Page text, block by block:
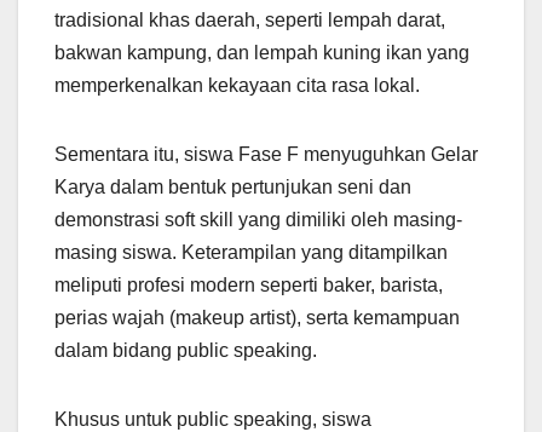
tradisional khas daerah, seperti lempah darat,
bakwan kampung, dan lempah kuning ikan yang
memperkenalkan kekayaan cita rasa lokal.
Sementara itu, siswa Fase F menyuguhkan Gelar
Karya dalam bentuk pertunjukan seni dan
demonstrasi soft skill yang dimiliki oleh masing-
masing siswa. Keterampilan yang ditampilkan
meliputi profesi modern seperti baker, barista,
perias wajah (makeup artist), serta kemampuan
dalam bidang public speaking.
Khusus untuk public speaking, siswa